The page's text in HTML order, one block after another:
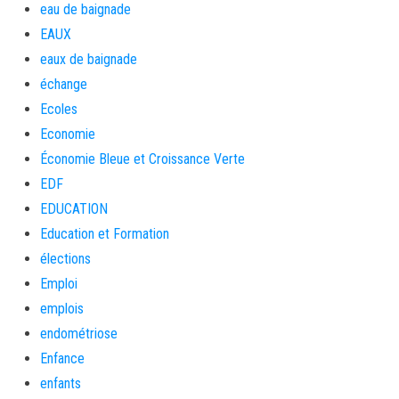
eau de baignade
EAUX
eaux de baignade
échange
Ecoles
Economie
Économie Bleue et Croissance Verte
EDF
EDUCATION
Education et Formation
élections
Emploi
emplois
endométriose
Enfance
enfants